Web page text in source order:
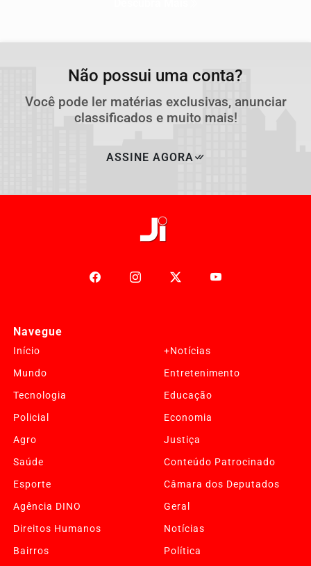
Não possui uma conta?
Você pode ler matérias exclusivas, anunciar
classificados e muito mais!
ASSINE AGORA
Navegue
Início
+Notícias
Mundo
Entretenimento
Tecnologia
Educação
Policial
Economia
Agro
Justiça
Saúde
Conteúdo Patrocinado
Esporte
Câmara dos Deputados
Agência DINO
Geral
Direitos Humanos
Notícias
Bairros
Política